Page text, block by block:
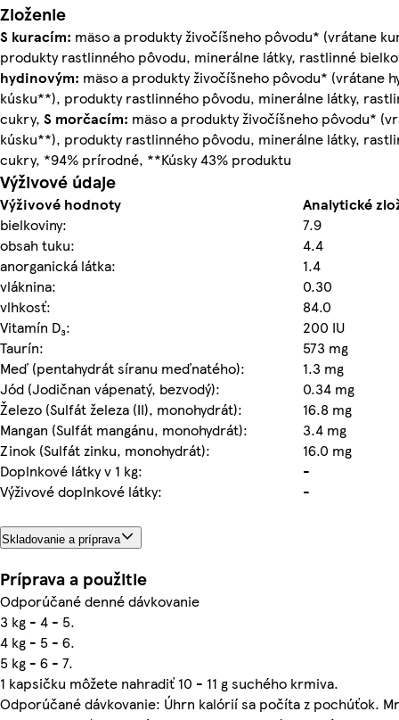
Zloženie
S kuracím: mäso a produkty živočíšneho pôvodu* (vrátane
produkty rastlinného pôvodu, minerálne látky, rastlinné
hydinovým: mäso a produkty živočíšneho pôvodu* (vrátane
kúsku**), produkty rastlinného pôvodu, minerálne látky,
cukry, S morčacím: mäso a produkty živočíšneho pôvodu*
kúsku**), produkty rastlinného pôvodu, minerálne látky,
cukry, *94% prírodné, **Kúsky 43% produktu
Výživové údaje
Výživové hodnoty
Analytické
bielkoviny:
7.9
obsah tuku:
4.4
anorganická látka:
1.4
vláknina:
0.30
vlhkosť:
84.0
Vitamín D₃:
200 IU
Taurín:
573 mg
Meď (pentahydrát síranu meďnatého):
1.3 mg
Jód (Jodičnan vápenatý, bezvodý):
0.34 mg
Železo (Sulfát železa (II), monohydrát):
16.8 mg
Mangan (Sulfát mangánu, monohydrát):
3.4 mg
Zinok (Sulfát zinku, monohydrát):
16.0 mg
Doplnkové látky v 1 kg:
-
Výživové doplnkové látky:
-
Skladovanie a príprava
Príprava a použitie
Odporúčané denné dávkovanie
3 kg - 4 - 5.
4 kg - 5 - 6.
5 kg - 6 - 7.
1 kapsičku môžete nahradiť 10 - 11 g suchého krmiva.
Odporúčané dávkovanie: Úhrn kalórií sa počíta z pochúťok.